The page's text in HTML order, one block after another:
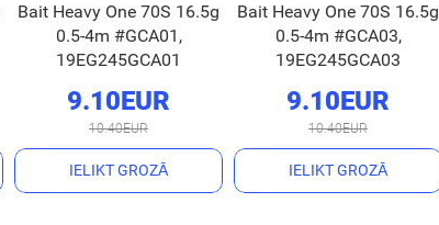
Bait Heavy One 70S 16.5g
0.5-4m #GCA01,
19EG245GCА01
9.10EUR
10.40EUR
IELIKT GROZĀ
Bait Heavy One 70S 16.5g
0.5-4m #GCA03,
19EG245GCA03
9.10EUR
10.40EUR
IELIKT GROZĀ